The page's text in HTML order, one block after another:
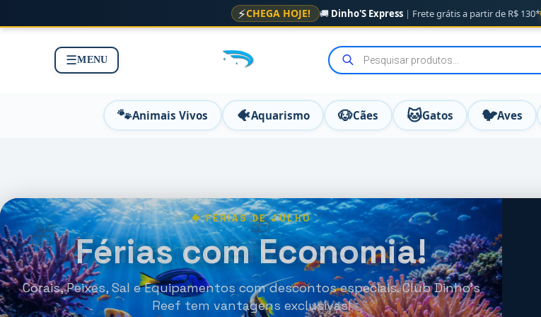
⚡CHEGA HOJE! 🚚 Dinho'S Express | Frete grátis a partir de R$ 130*
☰MENU
🐾Animais Vivos 🐠Aquarismo 🐶Cães 🐱Gatos 🐦Aves
🎁 🎁
🐠 FÉRIAS DE JULHO
Férias com Economia!
Corais, Peixes, Sal e Equipamentos com descontos especiais. Club Dinho's
Reef tem vantagens exclusivas!